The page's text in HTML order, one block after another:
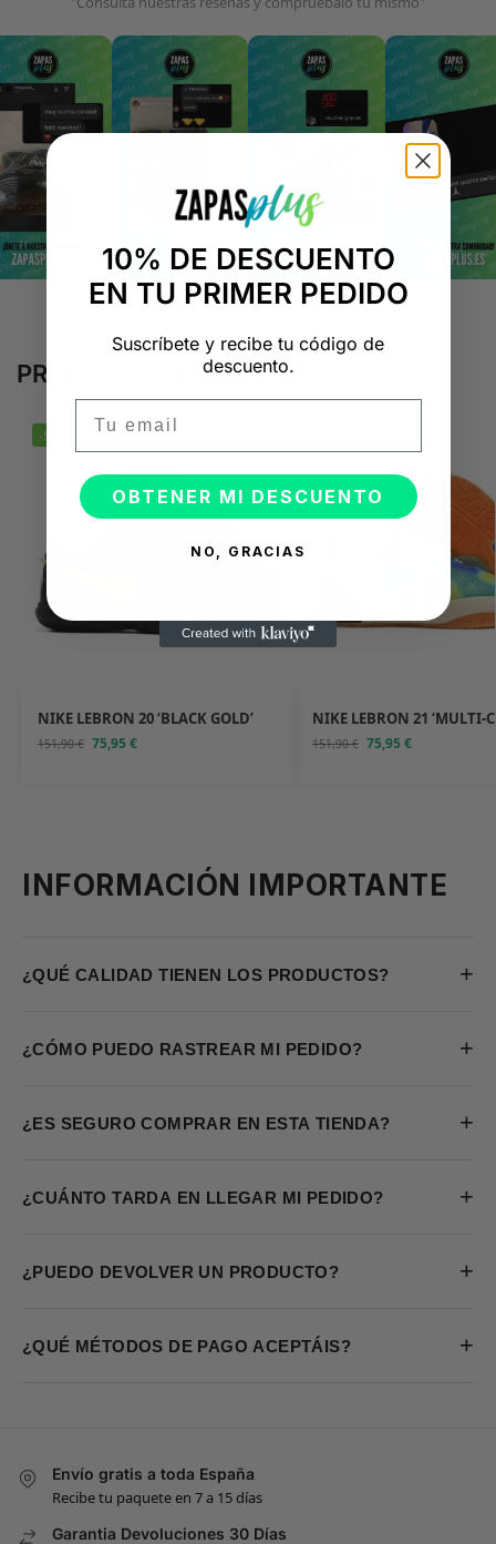
PRODUCTOS RELACIONADOS
-50%
NIKE LEBRON 20 ‘BLACK GOLD’
151,90€ 75,95€
NIKE LEBRON 21 ‘MULTI-
151,90€ 75,95€
INFORMACIÓN IMPORTANTE
¿QUÉ CALIDAD TIENEN LOS PRODUCTOS? +
¿CÓMO PUEDO RASTREAR MI PEDIDO? +
¿ES SEGURO COMPRAR EN ESTA TIENDA? +
¿CUÁNTO TARDA EN LLEGAR MI PEDIDO? +
¿PUEDO DEVOLVER UN PRODUCTO? +
¿QUÉ MÉTODOS DE PAGO ACEPTÁIS? +
Envío gratis a toda España
Recibe tu paquete en 7 a 15 días
Garantia Devoluciones 30 Días
10% DE DESCUENTO
EN TU PRIMER PEDIDO
Suscríbete y recibe tu código de
descuento.
OBTENER MI DESCUENTO
NO, GRACIAS